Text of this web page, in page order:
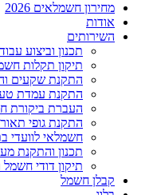
מחירון חשמלאים 2026
אודות
השירותים
תכנון וביצוע
תיקון תקלות
התקנת שקעים
התקנת עמדת
העברת ביקורת
התקנת גופי
חשמלאי לוועדי
תכנון והתקנת
תיקון דודי
קבלן חשמל